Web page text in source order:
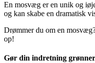
En mosvæg er en unik og
og kan skabe en dramatisk
Drømmer du om en
op!
Gør din indretning